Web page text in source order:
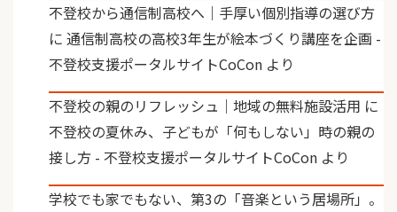
不登校から通信制高校へ｜手厚い個別指導の選び方
に 通信制高校の高校3年生が絵本づくり講座を企画 -
不登校支援ポータルサイトCoCon より
不登校の親のリフレッシュ｜地域の無料施設活用 に
不登校の夏休み、子どもが「何もしない」時の親の
接し方 - 不登校支援ポータルサイトCoCon より
学校でも家でもない、第3の「音楽という居場所」。